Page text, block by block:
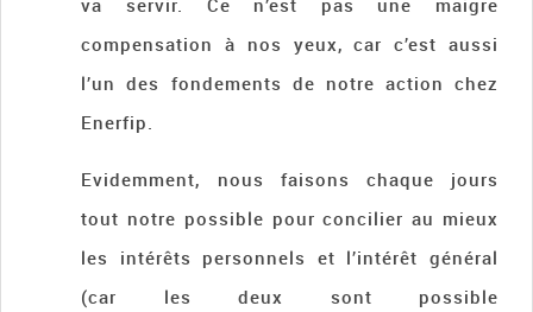
va servir. Ce n’est pas une maigre
compensation à nos yeux, car c’est aussi
l’un des fondements de notre action chez
Enerfip.
Evidemment, nous faisons chaque jours
tout notre possible pour concilier au mieux
les intérêts personnels et l’intérêt général
(car les deux sont possible